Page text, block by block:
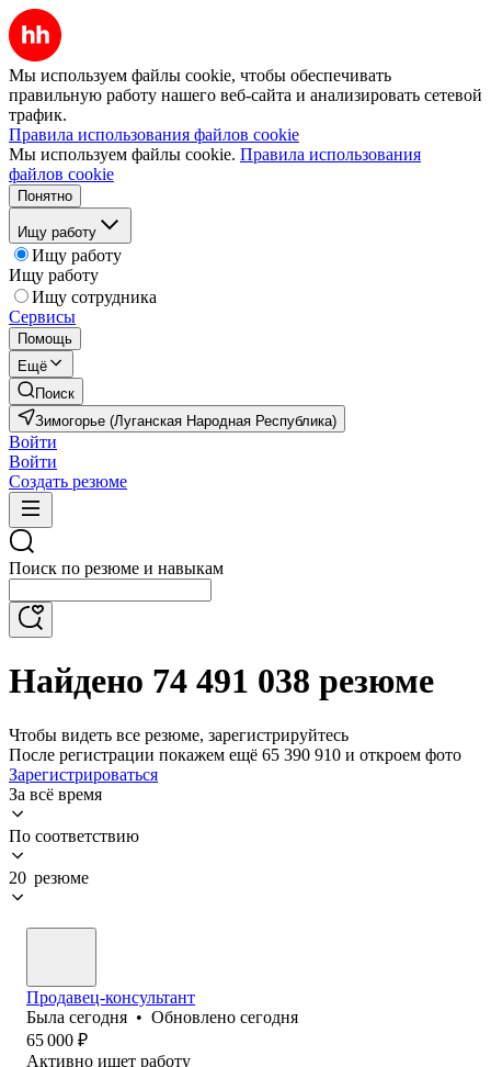
Мы используем файлы cookie, чтобы обеспечивать
правильную работу нашего веб-сайта и анализировать сетевой
трафик.
Правила использования файлов cookie
Мы используем файлы cookie. Правила использования
файлов cookie
Понятно
Ищу работу
Ищу работу
Ищу работу
Ищу сотрудника
Сервисы
Помощь
Ещё
Поиск
Зимогорье (Луганская Народная Республика)
Войти
Войти
Создать резюме
Поиск по резюме и навыкам
Найдено 74 491 038 резюме
Чтобы видеть все резюме, зарегистрируйтесь
После регистрации покажем ещё 65 390 910 и откроем фото
Зарегистрироваться
За всё время
По соответствию
20 резюме
Продавец-консультант
Была сегодня • Обновлено сегодня
65 000 ₽
Активно ищет работу